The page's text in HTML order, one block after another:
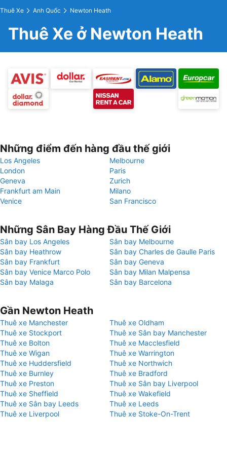
Thuê Xe Anh Quốc Newton Heath
Thuê Xe ở Newton Heath
Những điểm đến hàng đầu thế giới
Los Angeles
Melbourne
London
Paris
Geneva
Zurich
Frankfurt am Main
Milano
Venice
San Francisco
Những Sân Bay Hàng Đầu Thế Giới
Sân bay Los Angeles
Sân bay Melbourne
Sân bay Heathrow
Sân bay Charles de Gaulle Paris
Sân bay Frankfurt
Sân bay Geneva
Sân bay Venice Marco Polo
Sân bay Milan Malpensa
Sân bay Malaga
Sân bay Barcelona
Gần Newton Heath
Thuê xe Manchester
Thuê xe Oldham
Thuê xe Stockport
Thuê xe Sân bay Manchester
Thuê xe Bolton
Thuê xe Macclesfield
Thuê xe Wigan
Thuê xe Warrington
Thuê xe Huddersfield
Thuê xe Northwich
Thuê xe Burnley
Thuê xe Bradford
Thuê xe Preston
Thuê xe Sân bay Liverpool
Thuê xe Sheffield
Thuê xe Wakefield
Thuê xe Sân bay Leeds
Thuê xe Leeds
Thuê xe Liverpool
Thuê xe Stoke-On-Trent